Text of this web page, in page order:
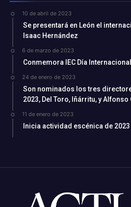
10 de abril de 2023
Se presentará en León el
Isaac Hernández
6 de marzo de 2023
Conmemora IEC Día
24 de enero de 2023
Son nominados los tres
2023, Del Toro, Iñárritu, y Alfonso
11 de enero de 2023
Inicia actividad escénica de